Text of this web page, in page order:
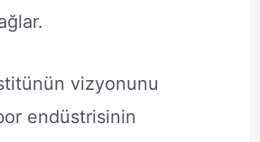
vizyonunu
endüstrisinin